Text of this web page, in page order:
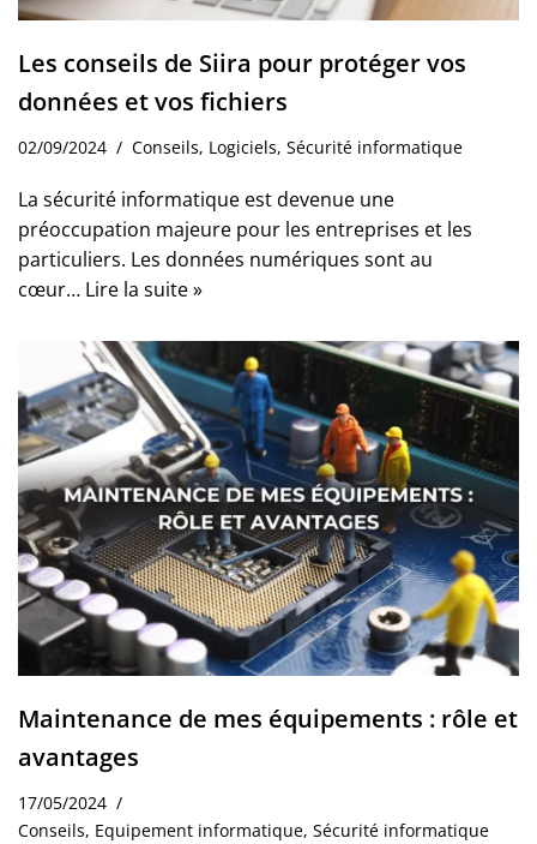
Les conseils de Siira pour protéger vos
données et vos fichiers
02/09/2024 Conseils, Logiciels, Sécurité informatique
La sécurité informatique est devenue une
préoccupation majeure pour les entreprises et les
particuliers. Les données numériques sont au
cœur… Lire la suite »
Maintenance de mes équipements : rôle et
avantages
17/05/2024
Conseils, Equipement informatique, Sécurité informatique